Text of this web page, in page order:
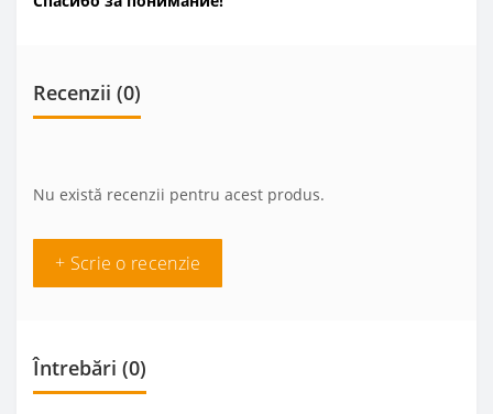
Recenzii (0)
Nu există recenzii pentru acest produs.
+ Scrie o recenzie
Întrebări (0)